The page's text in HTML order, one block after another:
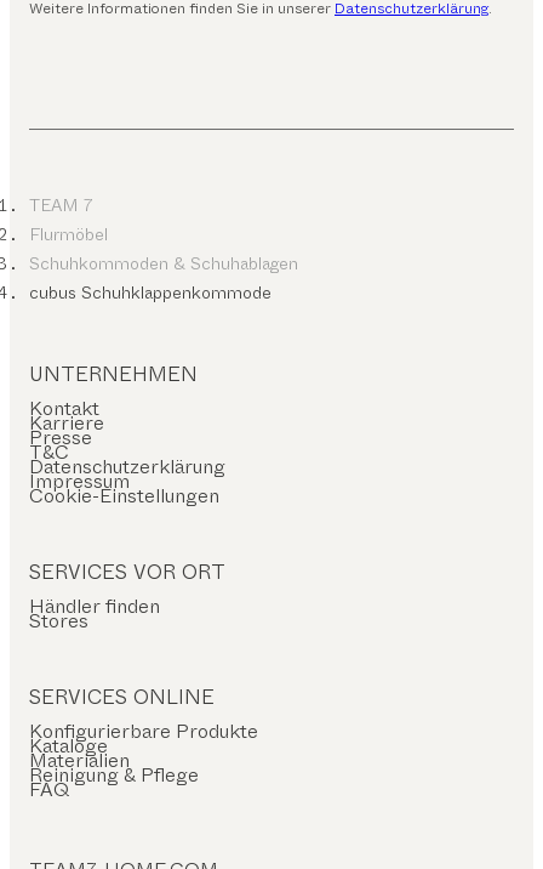
Weitere Informationen finden Sie in unserer Datenschutzerklärung.
TEAM 7
Flurmöbel
Schuhkommoden & Schuhablagen
cubus Schuhklappenkommode
UNTERNEHMEN
Kontakt
Karriere
Presse
T&C
Datenschutzerklärung
Impressum
Cookie-Einstellungen
SERVICES VOR ORT
Händler finden
Stores
SERVICES ONLINE
Konfigurierbare Produkte
Kataloge
Materialien
Reinigung & Pflege
FAQ